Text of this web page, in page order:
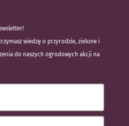
wiedzę o przyrodzie, zielone i
do naszych ogrodowych akcji na